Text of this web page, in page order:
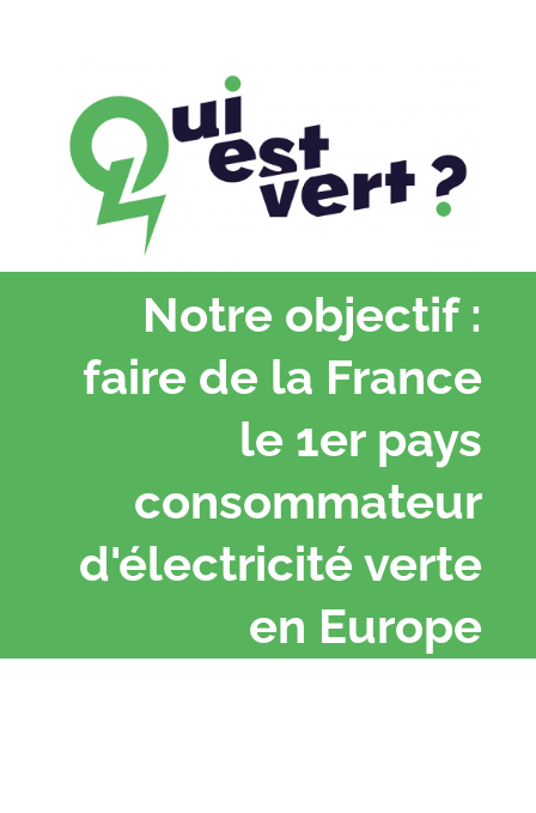
Notre objectif :
faire de la France
le 1er pays
consommateur
d'électricité verte
en Europe